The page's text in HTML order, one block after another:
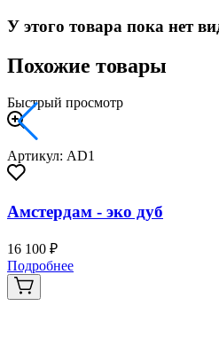
У этого товара пока нет
Похожие товары
Быстрый просмотр
Артикул: AD1
Амстердам - эко дуб
16 100 ₽
Подробнее